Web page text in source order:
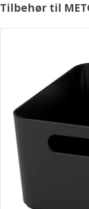
Tilbehør til